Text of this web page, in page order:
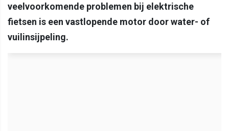
veelvoorkomende problemen bij elektrische
fietsen is een vastlopende motor door water- of
vuilinsijpeling.